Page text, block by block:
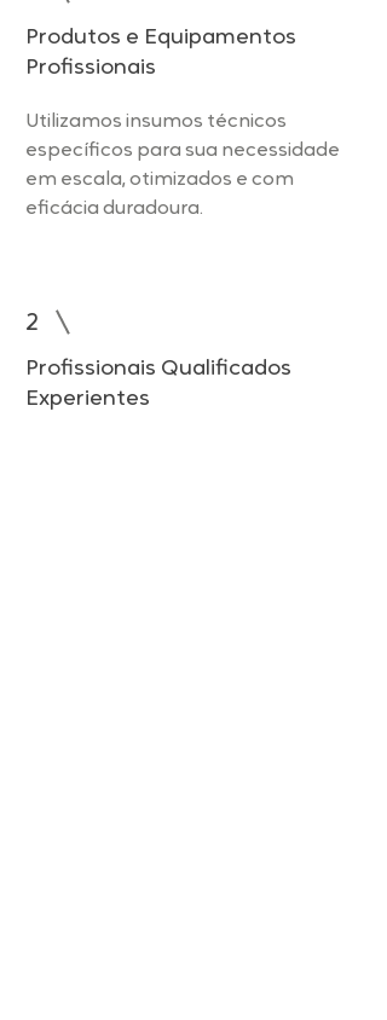
Produtos e Equipamentos
Profissionais
Utilizamos insumos técnicos
específicos para sua necessidade
em escala, otimizados e com
eficácia duradoura.
2
Profissionais Qualificados
Experientes